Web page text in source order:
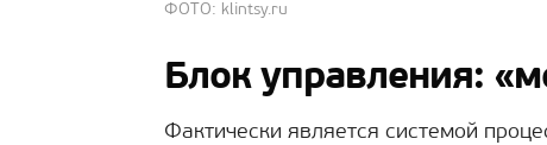
ФОТО: klintsy.ru
Блок управления:
Фактически является системой